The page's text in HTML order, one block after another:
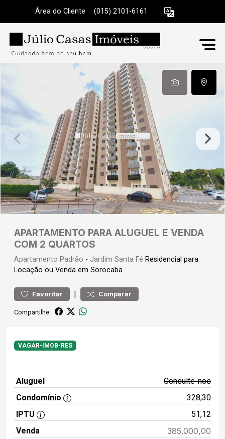
Área do Cliente (015) 2101-6161
APARTAMENTO PARA ALUGUEL E VENDA
COM 2 QUARTOS
Apartamento Padrão - Jardim Santa Fé Residencial para
Locação ou Venda em Sorocaba
Favoritar | Comparar
Compartilhe:
VAGAR-IMOB-RES
Aluguel
Consulte-nos
Condomínio
328,30
IPTU
51,12
Venda
385.000,00